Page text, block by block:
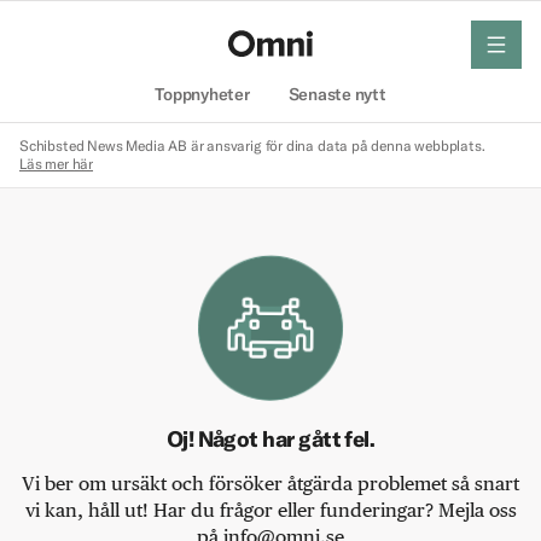
Toppnyheter Senaste nytt
meny
Schibsted News Media AB är ansvarig för dina data på denna webbplats.
Läs mer här
Oj! Något har gått fel.
Vi ber om ursäkt och försöker åtgärda problemet så snart
vi kan, håll ut! Har du frågor eller funderingar? Mejla oss